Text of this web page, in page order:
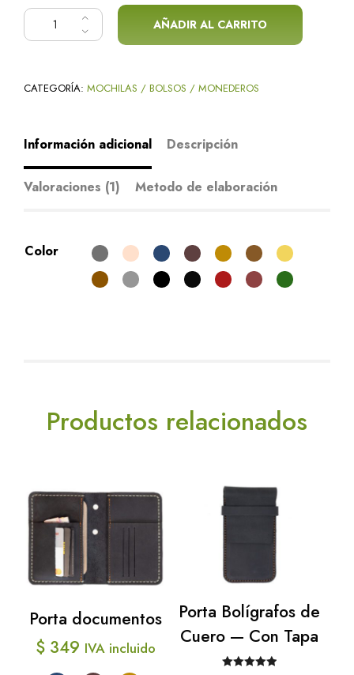
Bolso cruzado Roble cantidad
AÑADIR AL CARRITO
CATEGORÍA: MOCHILAS / BOLSOS / MONEDEROS
Información adicional Descripción
Valoraciones (1) Metodo de elaboración
Color
Productos relacionados
Porta documentos
$ 349 IVA incluido
Porta Bolígrafos de
Cuero — Con Tapa